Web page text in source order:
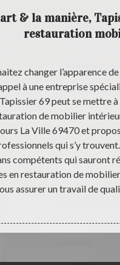
& la manière,
restauration
changer l’apparence
à une entreprise
69 peut se mettre
de mobilier
La Ville 69470 et
qui s’y
compétents qui sauront
en restauration de
assurer un travail de